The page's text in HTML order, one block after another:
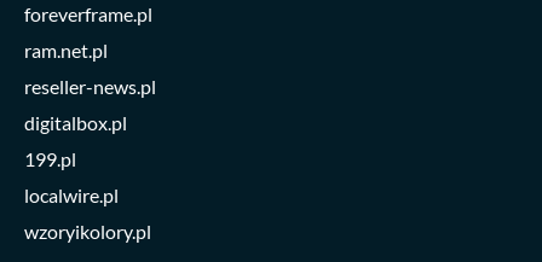
foreverframe.pl
ram.net.pl
reseller-news.pl
digitalbox.pl
199.pl
localwire.pl
wzoryikolory.pl